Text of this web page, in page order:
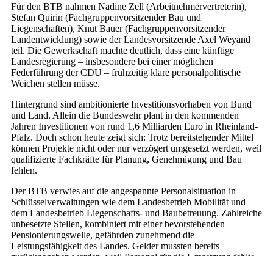
Für den BTB nahmen Nadine Zell (Arbeitnehmervertreterin),
Stefan Quirin (Fachgruppenvorsitzender Bau und
Liegenschaften), Knut Bauer (Fachgruppenvorsitzender
Landentwicklung) sowie der Landesvorsitzende Axel Weyand
teil. Die Gewerkschaft machte deutlich, dass eine künftige
Landesregierung – insbesondere bei einer möglichen
Federführung der CDU – frühzeitig klare personalpolitische
Weichen stellen müsse.
Hintergrund sind ambitionierte Investitionsvorhaben von Bund
und Land. Allein die Bundeswehr plant in den kommenden
Jahren Investitionen von rund 1,6 Milliarden Euro in Rheinland-
Pfalz. Doch schon heute zeigt sich: Trotz bereitstehender Mittel
können Projekte nicht oder nur verzögert umgesetzt werden, weil
qualifizierte Fachkräfte für Planung, Genehmigung und Bau
fehlen.
Der BTB verwies auf die angespannte Personalsituation in
Schlüsselverwaltungen wie dem Landesbetrieb Mobilität und
dem Landesbetrieb Liegenschafts- und Baubetreuung. Zahlreiche
unbesetzte Stellen, kombiniert mit einer bevorstehenden
Pensionierungswelle, gefährden zunehmend die
Leistungsfähigkeit des Landes. Gelder mussten bereits